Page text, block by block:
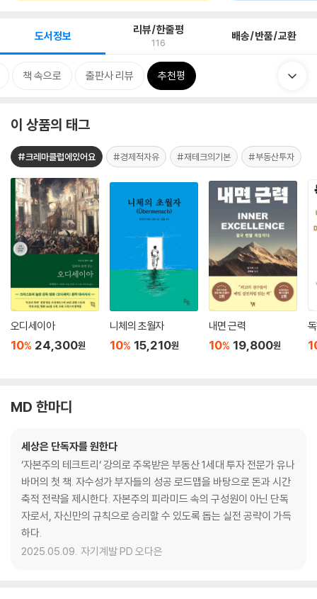
도서정보 리뷰/한줄평
116 배송/반품/교환
책 속으로 출판사 리뷰 추천평
이 상품의 태그
#크레마클럽에있어요 #경제적자유 #재테크의기본 #부동산투자
오디세이아
10% 24,300원
니체의 초월자
10% 15,210원
내면 근력
10% 19,800원
MD 한마디
세상은 단독자를 원한다
‘자본주의 테크트리‘ 강의로 주목받은 부동산 1세대 투자 전문가 유나
바머의 첫 책. 자수성가 부자들의 성공 로드맵을 바탕으로 돈과 시간
축적 전략을 제시한다. 자본주의 피라미드 속의 구성원이 아닌 단독
자로서, 자신만의 규칙으로 승리할 수 있도록 돕는 실전 공략이 가득
하다.
2025.05.09. 자기계발 PD 오다은